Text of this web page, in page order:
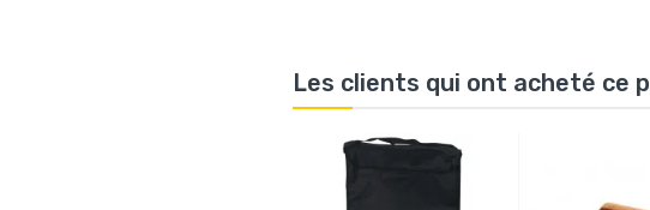
Les clients qui ont acheté ce